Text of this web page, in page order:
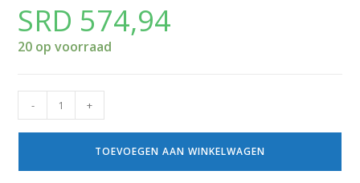
SRD 574,94
20 op voorraad
- +
TOEVOEGEN AAN WINKELWAGEN